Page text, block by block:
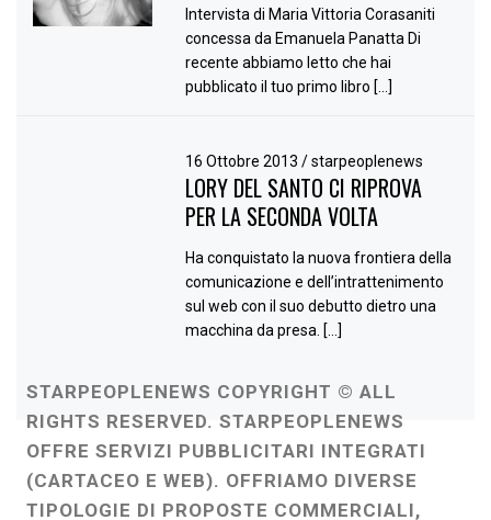
Intervista di Maria Vittoria Corasaniti
concessa da Emanuela Panatta Di
recente abbiamo letto che hai
pubblicato il tuo primo libro […]
16 Ottobre 2013/ starpeoplenews
LORY DEL SANTO CI RIPROVA
PER LA SECONDA VOLTA
Ha conquistato la nuova frontiera della
comunicazione e dell’intrattenimento
sul web con il suo debutto dietro una
macchina da presa. […]
STARPEOPLENEWS COPYRIGHT © ALL
RIGHTS RESERVED. STARPEOPLENEWS
OFFRE SERVIZI PUBBLICITARI INTEGRATI
(CARTACEO E WEB). OFFRIAMO DIVERSE
TIPOLOGIE DI PROPOSTE COMMERCIALI,